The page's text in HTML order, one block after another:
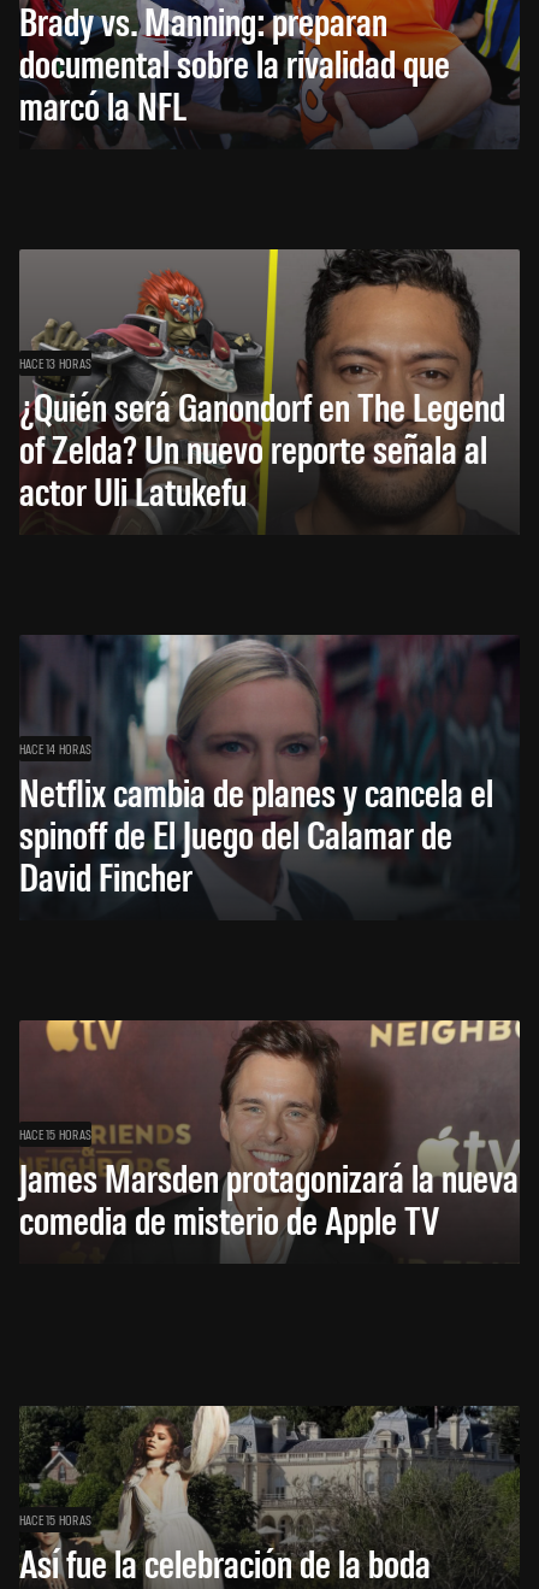
Brady vs. Manning: preparan
documental sobre la rivalidad que
marcó la NFL
HACE 13 HORAS
¿Quién será Ganondorf en The Legend
of Zelda? Un nuevo reporte señala al
actor Uli Latukefu
HACE 14 HORAS
Netflix cambia de planes y cancela el
spinoff de El Juego del Calamar de
David Fincher
HACE 15 HORAS
James Marsden protagonizará la nueva
comedia de misterio de Apple TV
HACE 15 HORAS
Así fue la celebración de la boda